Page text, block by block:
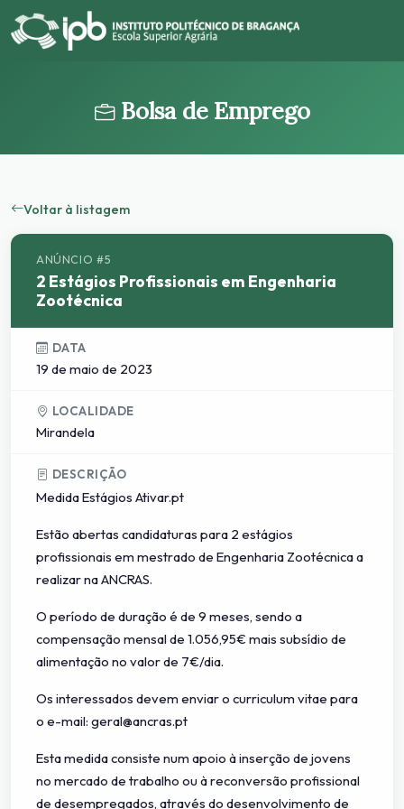
Bolsa de Emprego
Voltar à listagem
ANÚNCIO #5
2 Estágios Profissionais em Engenharia
Zootécnica
DATA
19 de maio de 2023
LOCALIDADE
Mirandela
DESCRIÇÃO
Medida Estágios Ativar.pt
Estão abertas candidaturas para 2 estágios
profissionais em mestrado de Engenharia Zootécnica a
realizar na ANCRAS.
O período de duração é de 9 meses, sendo a
compensação mensal de 1.056,95€ mais subsídio de
alimentação no valor de 7€/dia.
Os interessados devem enviar o curriculum vitae para
o e-mail: geral@ancras.pt
Esta medida consiste num apoio à inserção de jovens
no mercado de trabalho ou à reconversão profissional
de desempregados, através do desenvolvimento de